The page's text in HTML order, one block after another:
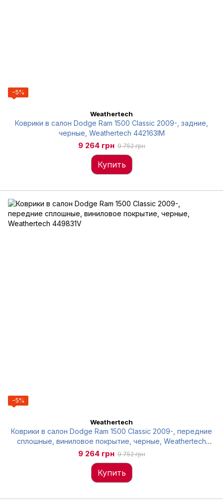
−5%
Weathertech
Коврики в салон Dodge Ram 1500 Classic 2009-, задние,
черные, Weathertech 442163IM
9 264 грн 9 752 грн
Купить
−5%
Weathertech
Коврики в салон Dodge Ram 1500 Classic 2009-, передние
сплошные, виниловое покрытие, черные, Weathertech
449831V
9 264 грн 9 752 грн
Купить